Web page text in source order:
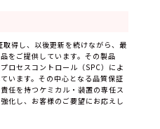
得し、以後更新を続けながら、最
をご提供しています。その製品
ロセスコントロール（SPC）によ
います。その中心となる品質保証
任を持つケミカル・装置の専任ス
化し、お客様のご要望にお応えし